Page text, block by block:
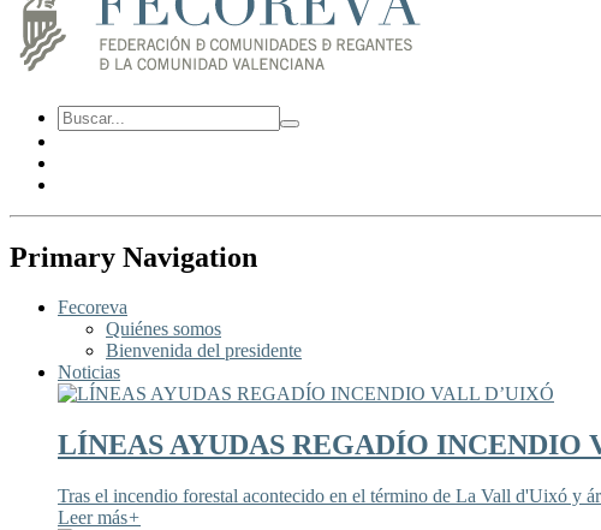
Primary Navigation
Fecoreva
Quiénes somos
Bienvenida del presidente
Noticias
LÍNEAS AYUDAS REGADÍO INCENDIO
Tras el incendio forestal acontecido en el término de La Vall d'Uixó y
Leer más+